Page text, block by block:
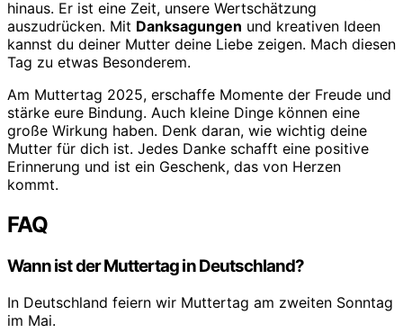
hinaus. Er ist eine Zeit, unsere Wertschätzung
auszudrücken. Mit Danksagungen und kreativen Ideen
kannst du deiner Mutter deine Liebe zeigen. Mach diesen
Tag zu etwas Besonderem.
Am Muttertag 2025, erschaffe Momente der Freude und
stärke eure Bindung. Auch kleine Dinge können eine
große Wirkung haben. Denk daran, wie wichtig deine
Mutter für dich ist. Jedes Danke schafft eine positive
Erinnerung und ist ein Geschenk, das von Herzen
kommt.
FAQ
Wann ist der Muttertag in Deutschland?
In Deutschland feiern wir Muttertag am zweiten Sonntag
im Mai.